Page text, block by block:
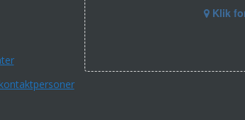
Klik